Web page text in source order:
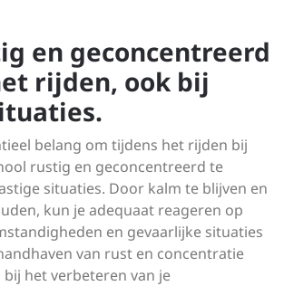
en geconcentreerd
rijden, ook bij
belang om tijdens het rijden bij
rustig en geconcentreerd te
situaties. Door kalm te blijven en
kun je adequaat reageren op
en gevaarlijke situaties
van rust en concentratie
het verbeteren van je